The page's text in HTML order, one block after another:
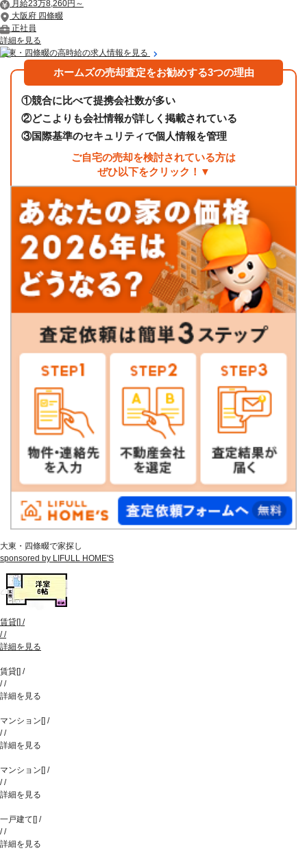
月給23万8,260円～
大阪府 四條畷
正社員
詳細を見る
大東・四條畷の高時給の求人情報を見る
ホームズの売却査定をお勧めする3つの理由
①競合に比べて提携会社数が多い
②どこよりも会社情報が詳しく掲載されている
③国際基準のセキュリティで個人情報を管理
ご自宅の売却を検討されている方は
ぜひ以下をクリック！▼
大東・四條畷で家探し
sponsored by LIFULL HOME'S
賃貸[] /
//
詳細を見る
賃貸[] /
//
詳細を見る
マンション[] /
//
詳細を見る
マンション[] /
//
詳細を見る
一戸建て[] /
//
詳細を見る